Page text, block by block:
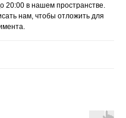
20:00 в нашем пространстве.
нам, чтобы отложить для